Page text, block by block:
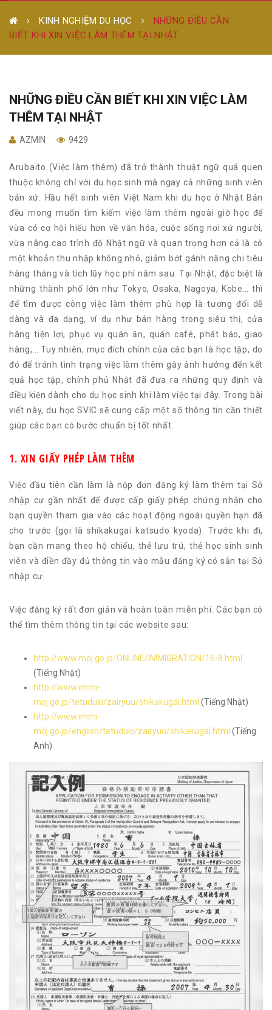
KINH NGHIỆM DU HỌC
NHỮNG ĐIỀU CẦN
BIẾT KHI XIN VIỆC LÀM THÊM TẠI NHẬT
NHỮNG ĐIỀU CẦN BIẾT KHI XIN VIỆC LÀM
THÊM TẠI NHẬT
AZMIN 9429
Arubaito (Việc làm thêm) đã trở thành thuật ngữ quá quen
thuộc không chỉ với du học sinh mà ngay cả những sinh viên
bản xứ. Hầu hết sinh viên Việt Nam khi du học ở Nhật Bản
đều mong muốn tìm kiếm việc làm thêm ngoài giờ học để
vừa có cơ hội hiểu hơn về văn hóa, cuộc sống nơi xứ người,
vừa nâng cao trình độ Nhật ngữ và quan trọng hơn cả là có
một khoản thu nhập không nhỏ, giảm bớt gánh nặng chi tiêu
hàng tháng và tích lũy học phí năm sau. Tại Nhật, đặc biệt là
những thành phố lớn như Tokyo, Osaka, Nagoya, Kobe… thì
để tìm được công việc làm thêm phù hợp là tương đối dễ
dàng và đa dạng, ví dụ như bán hàng trong siêu thị, cửa
hàng tiện lợi, phục vụ quán ăn, quán café, phát báo, giao
hàng,… Tuy nhiên, mục đích chính của các bạn là học tập, do
đó để tránh tình trạng việc làm thêm gây ảnh hưởng đến kết
quả học tập, chính phủ Nhật đã đưa ra những quy định và
điều kiện dành cho du học sinh khi làm việc tại đây. Trong bài
viết này, du học SVIC sẽ cung cấp một số thông tin cần thiết
giúp các bạn có bước chuẩn bị tốt nhất.
1. XIN GIẤY PHÉP LÀM THÊM
Việc đầu tiên cần làm là nộp đơn đăng ký làm thêm tại Sở
nhập cư gần nhất để được cấp giấy phép chứng nhận cho
bạn quyền tham gia vào các hoạt động ngoài quyền hạn đã
cho trước (gọi là shikakugai katsudo kyoda). Trước khi đi,
bạn cần mang theo hộ chiếu, thẻ lưu trú, thẻ học sinh sinh
viên và điền đầy đủ thông tin vào mẫu đăng ký có sẵn tại Sở
nhập cư.
Việc đăng ký rất đơn giản và hoàn toàn miễn phí. Các bạn có
thể tìm thêm thông tin tại các website sau:
http://www.moj.go.jp/ONLINE/IMMIGRATION/16-8.html
(Tiếng Nhật)
http://www.immi-
moj.go.jp/tetuduki/zairyuu/shikakugai.html (Tiếng Nhật)
http://www.immi-
moj.go.jp/english/tetuduki/zairyuu/shikakugai.html (Tiếng
Anh)